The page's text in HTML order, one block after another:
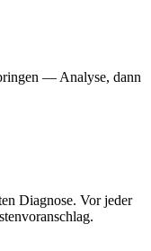
— Analyse, dann
Diagnose. Vor jeder